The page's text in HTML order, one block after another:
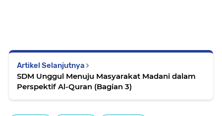
Artikel Selanjutnya
SDM Unggul Menuju Masyarakat Madani dalam
Perspektif Al-Quran (Bagian 3)